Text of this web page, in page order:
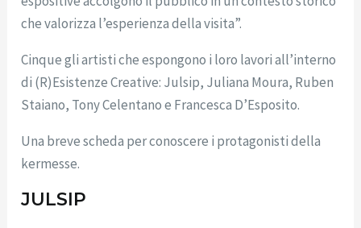
che valorizza l’esperienza della visita”.
Cinque gli artisti che espongono i loro lavori all’interno
di (R)Esistenze Creative: Julsip, Juliana Moura, Ruben
Staiano, Tony Celentano e Francesca D’Esposito.
Una breve scheda per conoscere i protagonisti della
kermesse.
JULSIP